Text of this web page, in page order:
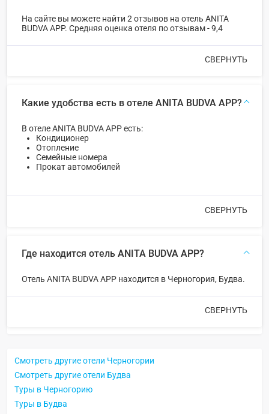
На сайте вы можете найти 2 отзывов на отель ANITA
BUDVA APP. Средняя оценка отеля по отзывам - 9,4
СВЕРНУТЬ
Какие удобства есть в отеле ANITA BUDVA APP?
В отеле ANITA BUDVA APP есть:
Кондиционер
Отопление
Семейные номера
Прокат автомобилей
СВЕРНУТЬ
Где находится отель ANITA BUDVA APP?
Отель ANITA BUDVA APP находится в Черногория, Будва.
СВЕРНУТЬ
Смотреть другие отели Черногории
Смотреть другие отели Будва
Туры в Черногорию
Туры в Будва